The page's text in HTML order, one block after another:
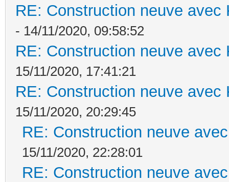
RE: Construction neuve avec
- 14/11/2020, 09:58:52
RE: Construction neuve avec
15/11/2020, 17:41:21
RE: Construction neuve avec
15/11/2020, 20:29:45
RE: Construction neuve
15/11/2020, 22:28:01
RE: Construction neuve